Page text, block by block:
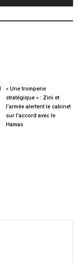
« Une tromperie
stratégique » : Zini et
l’armée alertent le cabinet
sur l’accord avec le
Hamas